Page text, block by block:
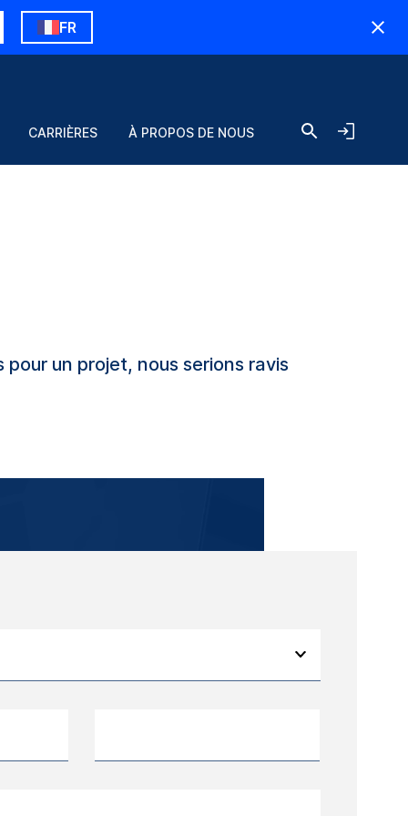
FR
CARRIÈRES À PROPOS DE NOUS
pour un projet, nous serions ravis